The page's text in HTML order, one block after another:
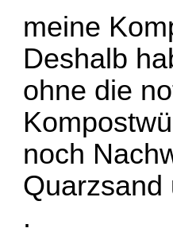
meine
Deshalb
ohne die
noch
.